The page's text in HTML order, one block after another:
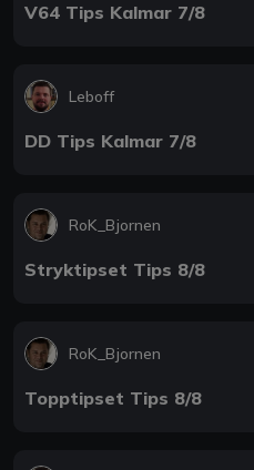
V64 Tips Kalmar 7/8
Leboff
DD Tips Kalmar 7/8
RoK_Bjornen
Stryktipset Tips 8/8
RoK_Bjornen
Topptipset Tips 8/8